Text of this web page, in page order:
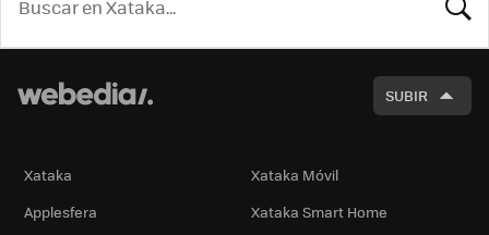
SUBIR
Xataka
Xataka Móvil
Applesfera
Xataka Smart Home